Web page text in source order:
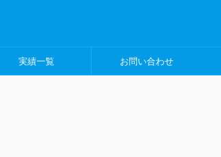
実績一覧 お問い合わせ